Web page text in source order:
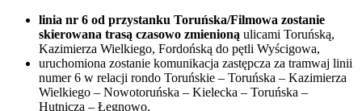
linia nr 6 od przystanku Toruńska/Filmowa zostanie
skierowana trasą czasowo zmienioną ulicami Toruńską,
Kazimierza Wielkiego, Fordońską do pętli Wyścigowa,
uruchomiona zostanie komunikacja zastępcza za tramwaj linii
numer 6 w relacji rondo Toruńskie – Toruńska – Kazimierza
Wielkiego – Nowotoruńska – Kielecka – Toruńska –
Hutnicza – Łęgnowo,